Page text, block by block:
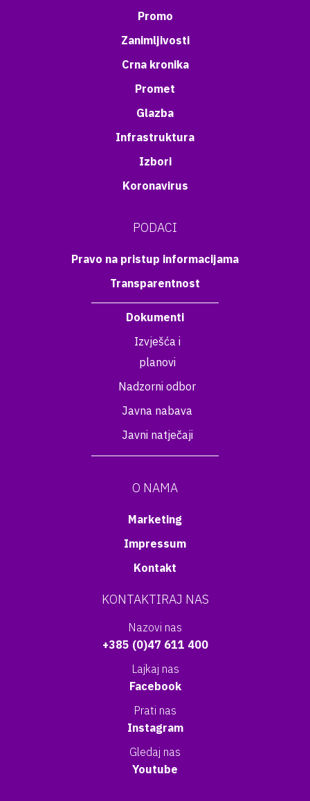
Promo
Zanimljivosti
Crna kronika
Promet
Glazba
Infrastruktura
Izbori
Koronavirus
PODACI
Pravo na pristup informacijama
Transparentnost
Dokumenti
Izvješća i
planovi
Nadzorni odbor
Javna nabava
Javni natječaji
O NAMA
Marketing
Impressum
Kontakt
KONTAKTIRAJ NAS
Nazovi nas
+385 (0)47 611 400
Lajkaj nas
Facebook
Prati nas
Instagram
Gledaj nas
Youtube